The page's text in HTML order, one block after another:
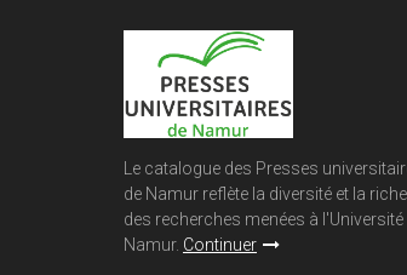
Le catalogue des Presses
de Namur reflète la diversité et la
des recherches menées à l'Université
Namur. Continuer